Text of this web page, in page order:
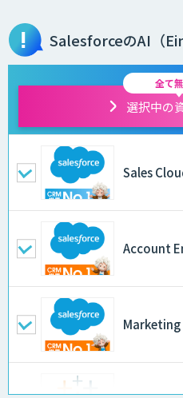
SalesforceのAI（
全て
選択中の
Sales
Account